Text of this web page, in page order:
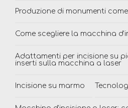
Produzione di monumenti
Come scegliere la macchina
Adattamenti per incisione su
inserti sulla macchina a laser
Incisione su marmo